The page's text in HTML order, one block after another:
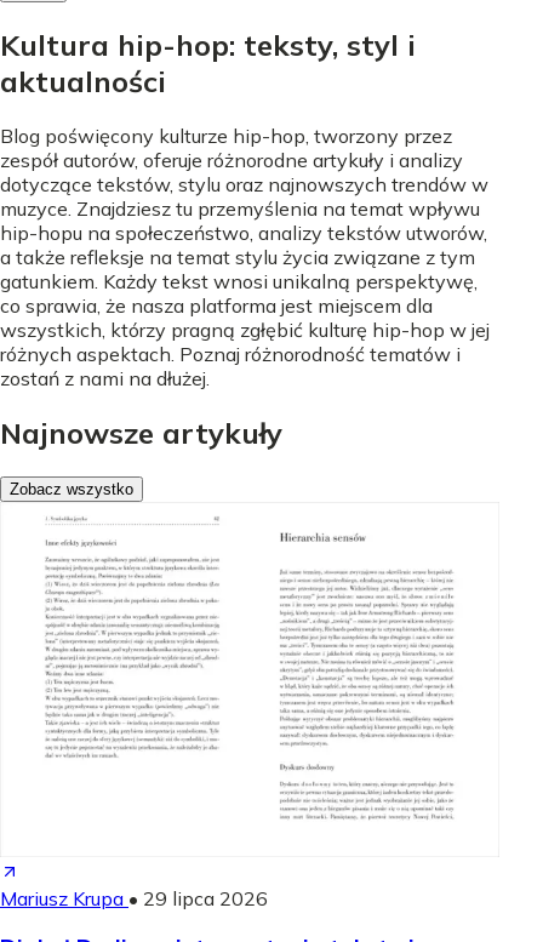
Kultura hip-hop: teksty, styl i
aktualności
Blog poświęcony kulturze hip-hop, tworzony przez
zespół autorów, oferuje różnorodne artykuły i analizy
dotyczące tekstów, stylu oraz najnowszych trendów w
muzyce. Znajdziesz tu przemyślenia na temat wpływu
hip-hopu na społeczeństwo, analizy tekstów utworów,
a także refleksje na temat stylu życia związane z tym
gatunkiem. Każdy tekst wnosi unikalną perspektywę,
co sprawia, że nasza platforma jest miejscem dla
wszystkich, którzy pragną zgłębić kulturę hip-hop w jej
różnych aspektach. Poznaj różnorodność tematów i
zostań z nami na dłużej.
Najnowsze artykuły
Zobacz wszystko
Mariusz Krupa • 29 lipca 2026